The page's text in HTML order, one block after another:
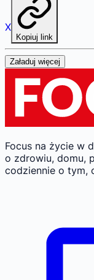
X
Kopiuj link
Załaduj więcej
Focus na życie w
o zdrowiu, domu,
codziennie o tym,